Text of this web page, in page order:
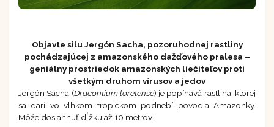
Objavte silu Jergón Sacha, pozoruhodnej rastliny
pochádzajúcej z amazonského dažďového pralesa –
geniálny prostriedok amazonských liečiteľov proti
všetkým druhom vírusov a jedov
Jergón Sacha (Dracontium loretense) je popínavá rastlina, ktorej
sa darí vo vlhkom tropickom podnebí povodia Amazonky.
Môže dosiahnuť dĺžku až 10 metrov.